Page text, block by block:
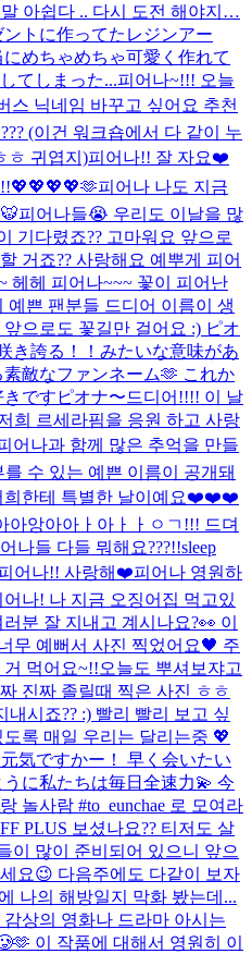
아쉽다 .. 다시 도전 해야지…
トに作ってたレジンアー
めちゃめちゃ可愛く作れて
てしまった...피어나~!!! 오늘
스 닉네임 바꾸고 싶어요 추천
(이건 워크숍에서 다 같이 누
ㅎ 귀엽지)피어나!! 잘 자요❤️
피어나 나도 지금
피어나들😭 우리도 이날을 많
기다렸죠?? 고마워요 앞으로
거죠?? 사랑해요 예뿌게 피어
헤헤 피어나~~~ 꽃이 피어난
예쁜 팬분들 드디어 이름이 생
으로도 꽃길만 걸어요 :) ピオ
き誇る！！みたいな意味があ
敵なファンネーム🫶 これか
ですピオナ〜드디어!!!! 이 날
희 르세라핌을 응원 하고 사랑
어나과 함께 많은 추억을 만들
수 있는 예쁜 이름이 공개돼
희한테 특별한 날이예요❤️❤️❤️
아앙아아ㅏ아ㅏㅏㅇㄱ!!! 드뎌
나들 다들 뭐해요???!!sleep
어나!! 사랑해❤️피어나 영원하
어나! 나 지금 오징어집 먹고있
러분 잘 지내고 계시나요?👀 이
무 예뻐서 사진 찍었어요🖤 주
먹어요~!!오늘도 뿌셔보쟈고
진짜 졸릴때 찍은 사진 ㅎㅎ
내시죠?? :) 빨리 빨리 보고 싶
록 매일 우리는 달리는중 💖
気ですかー！ 早く会いたい
に私たちは毎日全速力💫 今
놀사람 #to_eunchae 로 모여라
PLUS 보셨나요?? 티저도 살
이 많이 준비되어 있으니 앞으
요😉 다음주에도 다같이 보자
나의 해방일지 막화 봤는데...
상의 영화나 드라마 아시는
이 작품에 대해서 영원히 이